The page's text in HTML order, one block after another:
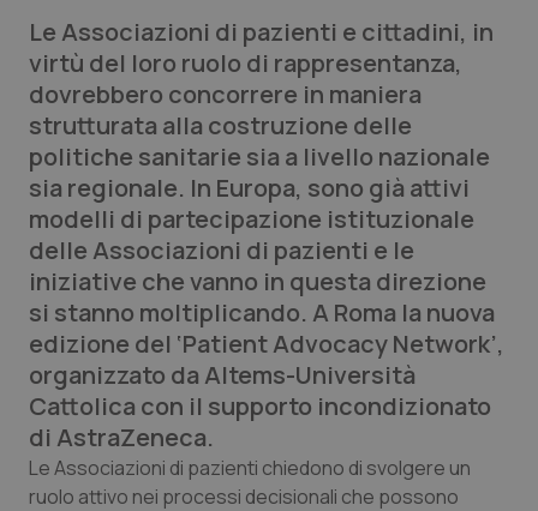
QS Pro
Professionisti Sanitari.AI
Abruzzo
Basilicata
Calabria
Campania
Emilia-Romagna
Friuli Venezia Giulia
QS Pro Gold
Artrite & artrosi
Asma & BPCO
Car-T
Colesterolo & coronaropatie
Dermatite Atopica
QS Club Newsletter
Le Associazioni di pazienti e cittadini, in
virtù del loro ruolo di rappresentanza,
dovrebbero concorrere in maniera
strutturata alla costruzione delle
politiche sanitarie sia a livello nazionale
sia regionale. In Europa, sono già attivi
modelli di partecipazione istituzionale
delle Associazioni di pazienti e le
iniziative che vanno in questa direzione
si stanno moltiplicando. A Roma la nuova
edizione del ‘Patient Advocacy Network’,
organizzato da Altems-Università
Cattolica con il supporto incondizionato
di AstraZeneca.
Le Associazioni di pazienti chiedono di svolgere un
ruolo attivo nei processi decisionali che possono